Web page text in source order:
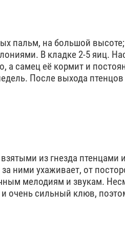
пальм, на большой
В кладке 2-5 яиц.
а самец её кормит и
После выхода
взятыми из гнезда
ними ухаживает, от
мелодиям и звукам.
и очень сильный клюв,